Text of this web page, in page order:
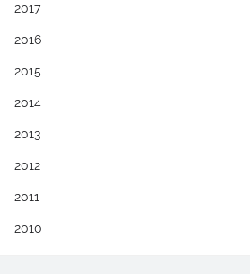
2017
2016
2015
2014
2013
2012
2011
2010